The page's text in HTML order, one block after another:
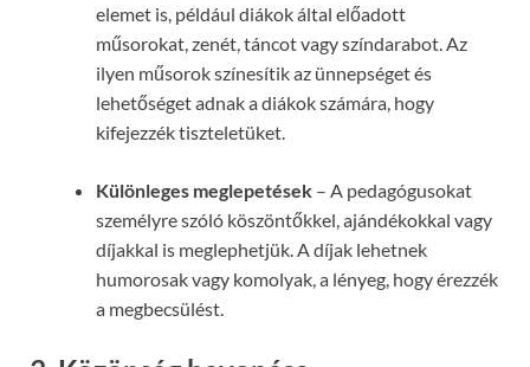
elemet is, például diákok által előadott
műsorokat, zenét, táncot vagy színdarabot. Az
ilyen műsorok színesítik az ünnepséget és
lehetőséget adnak a diákok számára, hogy
kifejezzék tiszteletüket.
Különleges meglepetések – A pedagógusokat
személyre szóló köszöntőkkel, ajándékokkal vagy
díjakkal is meglephetjük. A díjak lehetnek
humorosak vagy komolyak, a lényeg, hogy érezzék
a megbecsülést.